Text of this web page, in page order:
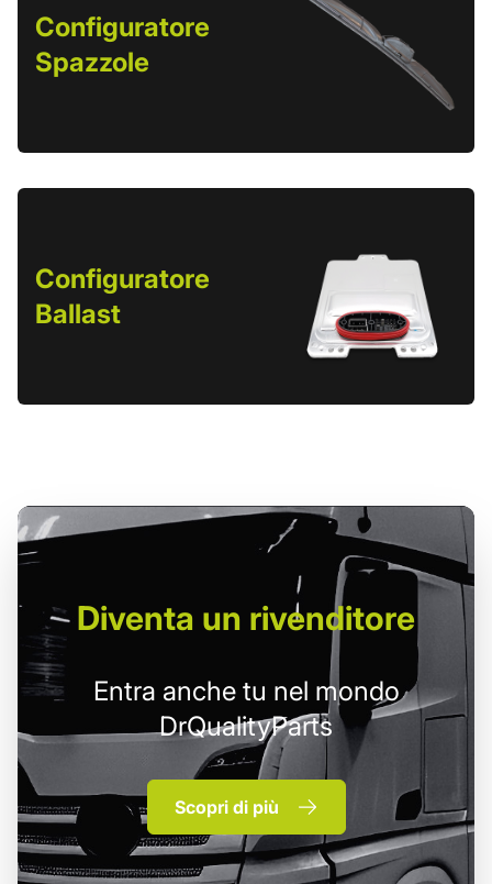
Configuratore
Spazzole
Configuratore
Ballast
Diventa un rivenditore
Entra anche tu nel mondo
DrQualityParts
Scopri di più